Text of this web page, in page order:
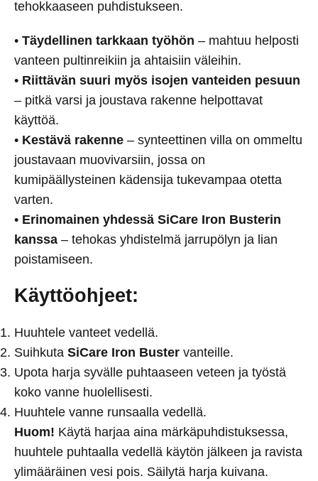
tehokkaaseen puhdistukseen.
• Täydellinen tarkkaan työhön – mahtuu helposti
vanteen pultinreikiin ja ahtaisiin väleihin.
• Riittävän suuri myös isojen vanteiden pesuun
– pitkä varsi ja joustava rakenne helpottavat
käyttöä.
• Kestävä rakenne – synteettinen villa on ommeltu
joustavaan muovivarsiin, jossa on
kumipäällysteinen kädensija tukevampaa otetta
varten.
• Erinomainen yhdessä SiCare Iron Busterin
kanssa – tehokas yhdistelmä jarrupölyn ja lian
poistamiseen.
Käyttöohjeet:
Huuhtele vanteet vedellä.
Suihkuta SiCare Iron Buster vanteille.
Upota harja syvälle puhtaaseen veteen ja työstä
koko vanne huolellisesti.
Huuhtele vanne runsaalla vedellä.
Huom! Käytä harjaa aina märkäpuhdistuksessa,
huuhtele puhtaalla vedellä käytön jälkeen ja ravista
ylimääräinen vesi pois. Säilytä harja kuivana.